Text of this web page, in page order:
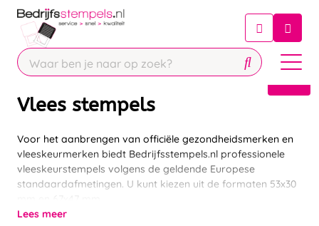
Chatbot
Chat 24/7 met onze chatbot voor
Contact
Vlees stempels
Voor het aanbrengen van officiële gezondheidsmerken en
vleeskeurmerken biedt Bedrijfsstempels.nl professionele
vleeskeurstempels volgens de geldende Europese
standaardafmetingen. U kunt kiezen uit de formaten 53x30
Lees meer